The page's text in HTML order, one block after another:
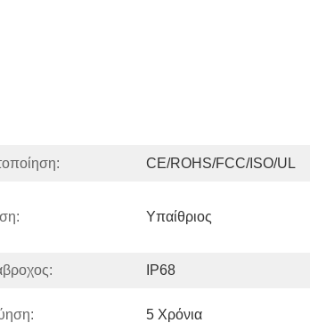
CE/ROHS/FCC/ISO/UL
Υπαίθριος
IP68
5 Χρόνια